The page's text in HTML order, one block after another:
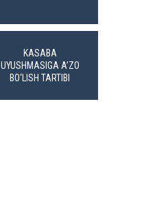
KASABA
UYUSHMASIGA A’ZO
BO‘LISH TARTIBI